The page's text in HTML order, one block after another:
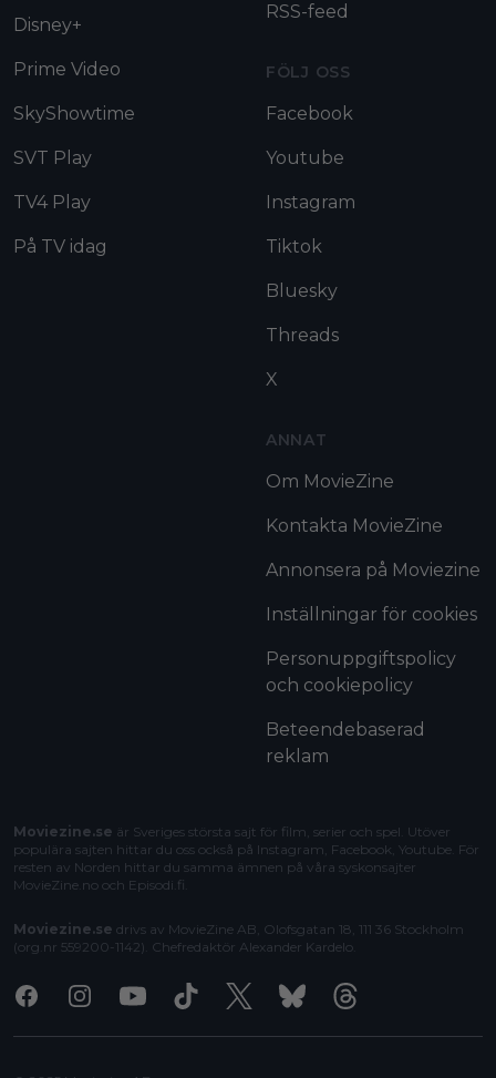
Disney+
Prime Video
SkyShowtime
SVT Play
TV4 Play
På TV idag
RSS-feed
FÖLJ OSS
Facebook
Youtube
Instagram
Tiktok
Bluesky
Threads
X
ANNAT
Om MovieZine
Kontakta MovieZine
Annonsera på Moviezine
Inställningar för cookies
Personuppgiftspolicy
och cookiepolicy
Beteendebaserad
reklam
Moviezine.se är Sveriges största sajt för film, serier och spel. Utöver
populära sajten hittar du oss också på Instagram, Facebook, Youtube. För
resten av Norden hittar du samma ämnen på våra syskonsajter
MovieZine.no och Episodi.fi
Moviezine.se drivs av MovieZine AB, Olofsgatan 18, 111 36 Stockholm
(org.nr 559200-1142). Chefredaktör Alexander Kardelo
FacebookInstagramYoutubeTiktok X BlueskyThreads